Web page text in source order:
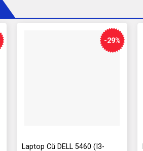
-29%
Laptop Cũ DELL 5460 (I3-